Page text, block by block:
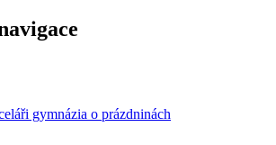
gymnázia o prázdninách